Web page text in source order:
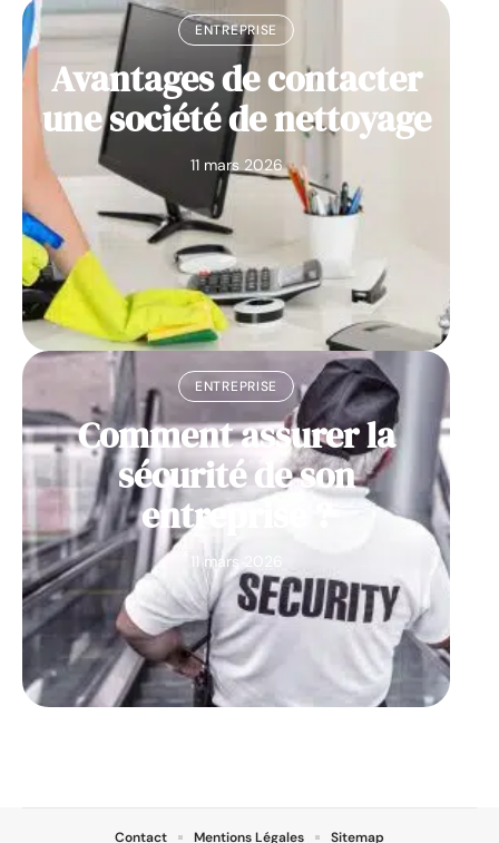
ENTREPRISE
Avantages de contacter
une société de nettoyage
11 mars 2026
ENTREPRISE
Comment assurer la
sécurité de son
entreprise ?
11 mars 2026
Contact Mentions Légales Sitemap